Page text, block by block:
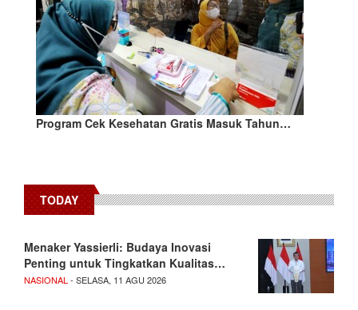
Program Cek Kesehatan Gratis Masuk Tahun…
TODAY
Menaker Yassierli: Budaya Inovasi
Penting untuk Tingkatkan Kualitas…
NASIONAL- SELASA, 11 AGU 2026